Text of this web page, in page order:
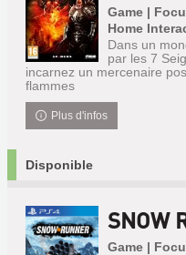
Game |
Home
Dans un
par les 7
incarnez un mercenaire
flammes
Plus d'infos
Disponible
SNOW
Game |